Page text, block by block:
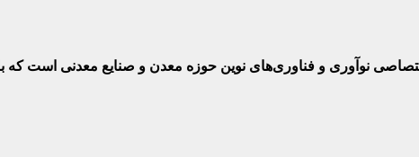
اختصاصی نوآوری و فناوری‌های نوین حوزه معدن و صنایع معدنی‌ است